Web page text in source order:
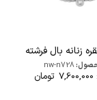
زنانه بال فرشته
nw-n728
7,600,000 تومان